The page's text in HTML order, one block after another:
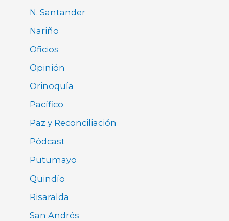
N. Santander
Nariño
Oficios
Opinión
Orinoquía
Pacífico
Paz y Reconciliación
Pódcast
Putumayo
Quindío
Risaralda
San Andrés